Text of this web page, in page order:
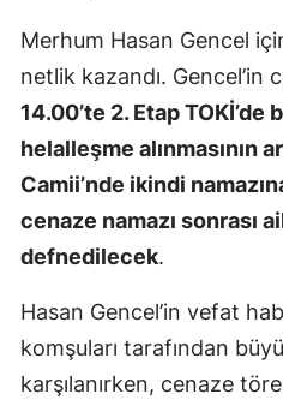
Merhum Hasan Gencel
netlik kazandı. Gencel’in
14.00’te 2. Etap
helalleşme alınmasının
Camii’nde ikindi
cenaze namazı sonrası
defnedilecek.
Hasan Gencel’in vefat
komşuları tarafından
karşılanırken, cenaze